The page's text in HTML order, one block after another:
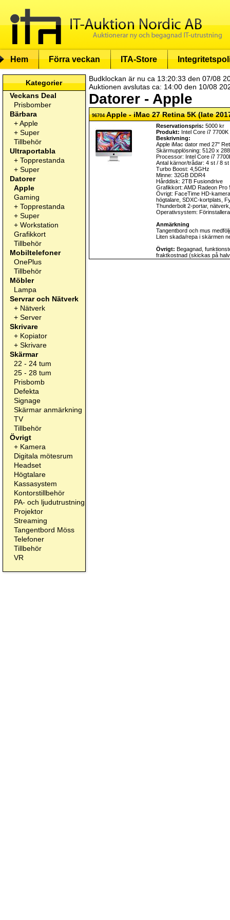
Hem Förra veckan ITA-Store
Kategorier
Veckans Deal
Prisbomber
Bärbara
+Apple
+ Super
Tillbehör
Ultraportabla
+ Topprestanda
+ Super
Datorer
Apple
Gaming
+ Topprestanda
+ Super
+ Workstation
Grafikkort
Tillbehör
Mobiltelefoner
OnePlus
Tillbehör
Möbler
Lampa
Servrar och Nätverk
+ Nätverk
+ Server
Skrivare
+ Kopiator
+ Skrivare
Skärmar
22 - 24 tum
25 - 28 tum
Prisbomb
Defekta
Signage
Skärmar anmärkning
TV
Tillbehör
Övrigt
+ Kamera
Digitala mötesrum
Headset
Högtalare
Kassasystem
Kontorstillbehör
PA- och ljudutrustning
Projektor
Streaming
Tangentbord Möss
Telefoner
Tillbehör
VR
Budklockan är nu ca 13:20:33 den 07/08
Auktionen avslutas ca: 14:00 den 10/08
Datorer - Apple
96704Apple - iMac 27 Retina 5K (late
Reservationspris: 5000 kr
Produkt: Intel Core i7
Beskrivning:
Apple iMac dator med 27"
Skärmupplösning: 5120 x
Processor: Intel Core i7
Antal kärnor/trådar: 4 st / 8 st
Turbo Boost: 4,5GHz
Minne: 32GB DDR4
Hårddisk: 2TB Fusiondrive
Grafikkort: AMD Radeon Pro
Övrigt: FaceTime HD-
högtalare, SDXC-kortplats,
Thunderbolt 2-portar,
Operativsystem:
Anmärkning
Tangentbord och mus
Liten skada/repa i skärmen
Övrigt: Begagnad,
fraktkostnad (skickas på